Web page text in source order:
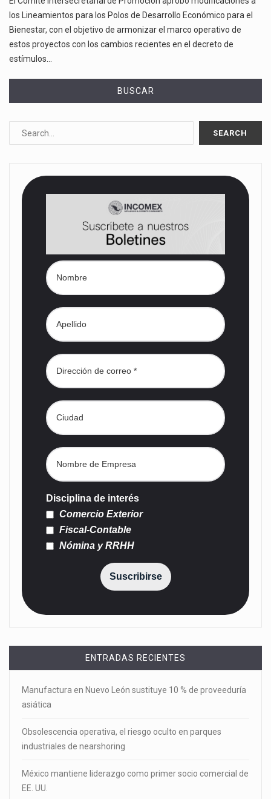
los Lineamientos para los Polos de Desarrollo Económico para el
Bienestar, con el objetivo de armonizar el marco operativo de
estos proyectos con los cambios recientes en el decreto de
estímulos…
BUSCAR
Disciplina de interés
Comercio Exterior
Fiscal-Contable
Nómina y RRHH
Suscribirse
ENTRADAS RECIENTES
Manufactura en Nuevo León sustituye 10 % de proveeduría
asiática
Obsolescencia operativa, el riesgo oculto en parques
industriales de nearshoring
México mantiene liderazgo como primer socio comercial de
EE. UU.